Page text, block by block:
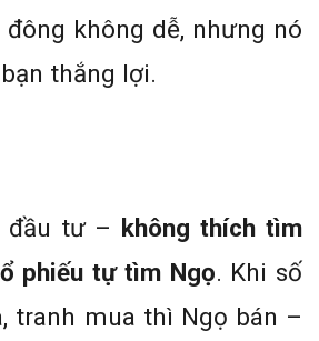
không dễ, nhưng nó
thắng lợi.
đầu tư – không thích tìm
phiếu tự tìm Ngọ. Khi số
tranh mua thì Ngọ bán –